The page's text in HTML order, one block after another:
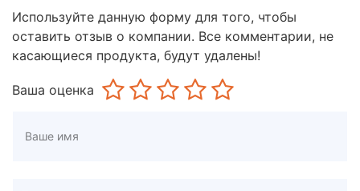
Используйте данную форму для того, чтобы
оставить отзыв о компании. Все комментарии, не
касающиеся продукта, будут удалены!
Ваша оценка